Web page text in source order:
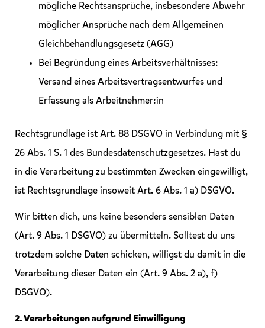
mögliche Rechtsansprüche, insbesondere Abwehr
möglicher Ansprüche nach dem Allgemeinen
Gleichbehandlungsgesetz (AGG)
Bei Begründung eines Arbeitsverhältnisses:
Versand eines Arbeitsvertragsentwurfes und
Erfassung als Arbeitnehmer:in
Rechtsgrundlage ist Art. 88 DSGVO in Verbindung mit §
26 Abs. 1 S. 1 des Bundesdatenschutzgesetzes. Hast du
in die Verarbeitung zu bestimmten Zwecken eingewilligt,
ist Rechtsgrundlage insoweit Art. 6 Abs. 1 a) DSGVO.
Wir bitten dich, uns keine besonders sensiblen Daten
(Art. 9 Abs. 1 DSGVO) zu übermitteln. Solltest du uns
trotzdem solche Daten schicken, willigst du damit in die
Verarbeitung dieser Daten ein (Art. 9 Abs. 2 a), f)
DSGVO).
2. Verarbeitungen aufgrund Einwilligung